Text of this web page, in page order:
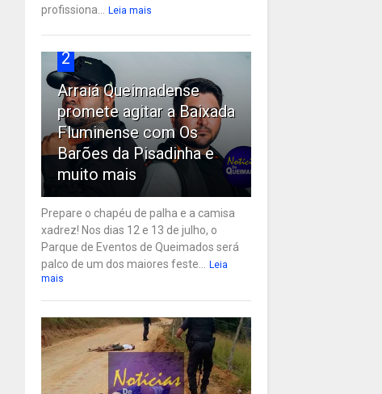
profissiona...
Leia mais
2
Arraiá Queimadense
promete agitar a Baixada
Fluminense com Os
Barões da Pisadinha e
muito mais
Prepare o chapéu de palha e a camisa
xadrez! Nos dias 12 e 13 de julho, o
Parque de Eventos de Queimados será
palco de um dos maiores feste...
Leia
mais